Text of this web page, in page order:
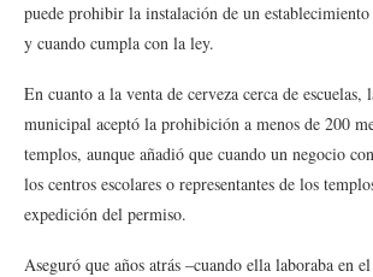
puede prohibir la instalación de un
y cuando cumpla con la ley.
En cuanto a la venta de cerveza cerca de
municipal aceptó la prohibición a menos de 200
templos, aunque añadió que cuando un negocio
los centros escolares o representantes de los
expedición del permiso.
Aseguró que años atrás –cuando ella laboraba en